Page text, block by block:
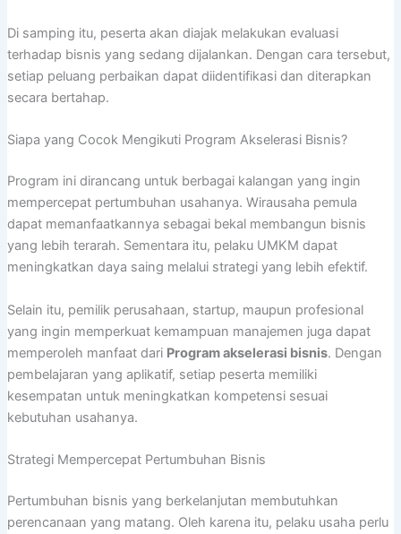
Di samping itu, peserta akan diajak melakukan evaluasi
terhadap bisnis yang sedang dijalankan. Dengan cara tersebut,
setiap peluang perbaikan dapat diidentifikasi dan diterapkan
secara bertahap.
Siapa yang Cocok Mengikuti Program Akselerasi Bisnis?
Program ini dirancang untuk berbagai kalangan yang ingin
mempercepat pertumbuhan usahanya. Wirausaha pemula
dapat memanfaatkannya sebagai bekal membangun bisnis
yang lebih terarah. Sementara itu, pelaku UMKM dapat
meningkatkan daya saing melalui strategi yang lebih efektif.
Selain itu, pemilik perusahaan, startup, maupun profesional
yang ingin memperkuat kemampuan manajemen juga dapat
memperoleh manfaat dari Program akselerasi bisnis. Dengan
pembelajaran yang aplikatif, setiap peserta memiliki
kesempatan untuk meningkatkan kompetensi sesuai
kebutuhan usahanya.
Strategi Mempercepat Pertumbuhan Bisnis
Pertumbuhan bisnis yang berkelanjutan membutuhkan
perencanaan yang matang. Oleh karena itu, pelaku usaha perlu